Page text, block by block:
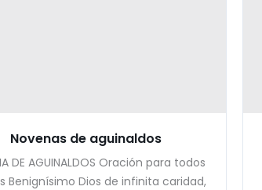
Novenas de aguinaldos
DE AGUINALDOS Oración para todos
Benignísimo Dios de infinita caridad,